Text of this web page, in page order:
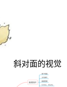
斜对面的视觉